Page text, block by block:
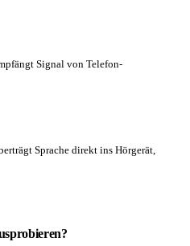
Signal von Telefon-
Sprache direkt ins Hörgerät,